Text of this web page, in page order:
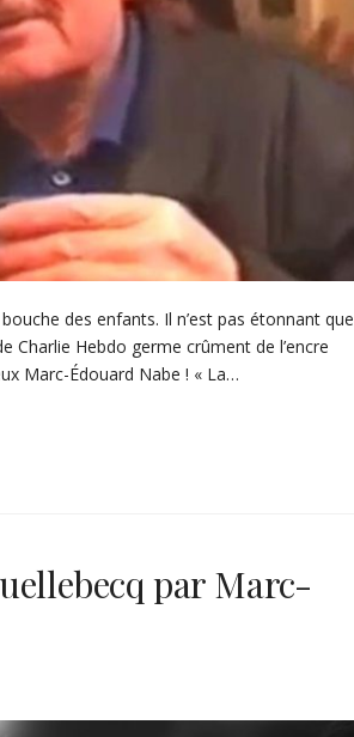
des enfants. Il n’est pas étonnant que
Hebdo germe crûment de l’encre
Marc-Édouard Nabe ! « La…
par Marc-